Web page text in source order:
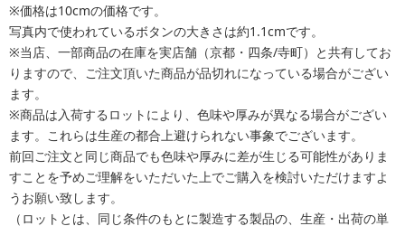
※価格は10cmの価格です。
写真内で使われているボタンの大きさは約1.1cmです。
※当店、一部商品の在庫を実店舗（京都・四条/寺町）と共有してお
りますので、ご注文頂いた商品が品切れになっている場合がござい
ます。
※商品は入荷するロットにより、色味や厚みが異なる場合がござい
ます。これらは生産の都合上避けられない事象でございます。
前回ご注文と同じ商品でも色味や厚みに差が生じる可能性がありま
すことを予めご理解をいただいた上でご購入を検討いただけますよ
うお願い致します。
（ロットとは、同じ条件のもとに製造する製品の、生産・出荷の単